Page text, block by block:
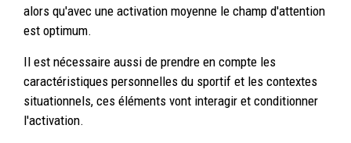
alors qu'avec une activation moyenne le champ d'attention
est optimum.
Il est nécessaire aussi de prendre en compte les
caractéristiques personnelles du sportif et les contextes
situationnels, ces éléments vont interagir et conditionner
l'activation.